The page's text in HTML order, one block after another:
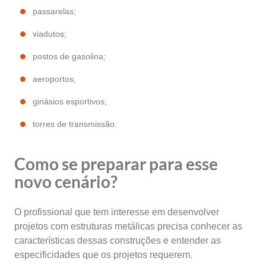
passarelas;
viadutos;
postos de gasolina;
aeroportos;
ginásios esportivos;
torres de transmissão.
Como se preparar para esse
novo cenário?
O profissional que tem interesse em desenvolver
projetos com estruturas metálicas precisa conhecer as
características dessas construções e entender as
especificidades que os projetos requerem.